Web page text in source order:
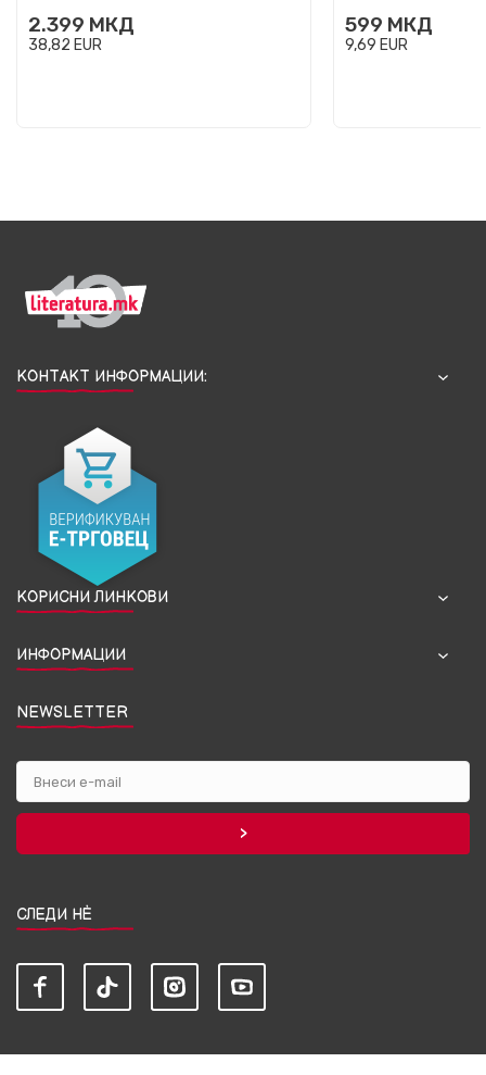
2.399 МКД
38,82 EUR
599 МКД
9,69 EUR
КОНТАКТ ИНФОРМАЦИИ:
КОРИСНИ ЛИНКОВИ
ИНФОРМАЦИИ
NEWSLETTER
СЛЕДИ НЀ